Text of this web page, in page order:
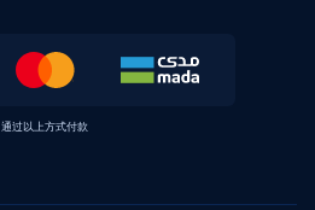
通过以上方式付款